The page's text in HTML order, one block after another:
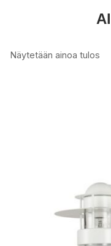
Näytetään ainoa tulos